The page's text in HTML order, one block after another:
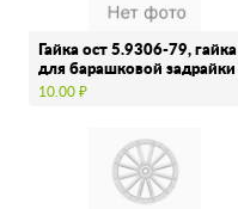
Гайка ост 5.9306-79, гайка
для барашковой задрайки
10.00 ₽